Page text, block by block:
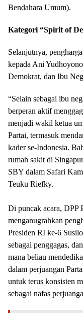
Bendahara Umum).
Kategori “Spirit of
Selanjutnya,
kepada Ani
Demokrat, dan Ibu
“Selain sebagai ibu
berperan aktif
menjadi wakil ketua
Partai, termasuk
kader se-Indonesia.
rumah sakit di
SBY dalam Safari
Teuku Riefky.
Di puncak acara, DPP
menganugrahkan
Presiden RI ke-6
sebagai penggagas,
mana beliau
dalam perjuangan
untuk terus konsisten
sebagai nafas